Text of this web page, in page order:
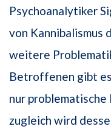
Psychoanalytiker
von Kannibalismus
weitere
Betroffenen gibt
nur problematische
zugleich wird